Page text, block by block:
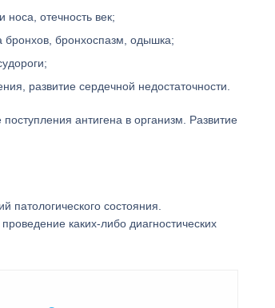
отечность век;
бронхов, бронхоспазм, одышка;
развитие сердечной недостаточности.
антигена в организм. Развитие
патологического состояния.
каких-либо диагностических